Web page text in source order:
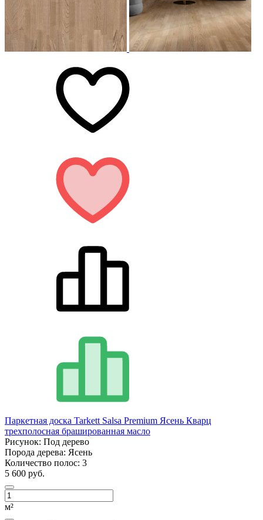
Паркетная доска Tarkett Salsa Premium Ясень Кварц
трехполосная брашированная масло
Рисунок: Под дерево
Порода дерева: Ясень
Количество полос: 3
5 600 руб.
м²